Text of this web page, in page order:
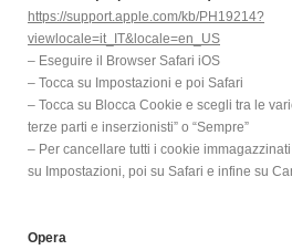
https://support.apple.com/kb/PH19214?
viewlocale=it_IT&locale=en_US
– Eseguire il Browser Safari iOS
– Tocca su Impostazioni e poi Safari
– Tocca su Blocca Cookie e scegli tra le
terze parti e inserzionisti” o “Sempre”
– Per cancellare tutti i cookie
su Impostazioni, poi su Safari e infine su
Opera